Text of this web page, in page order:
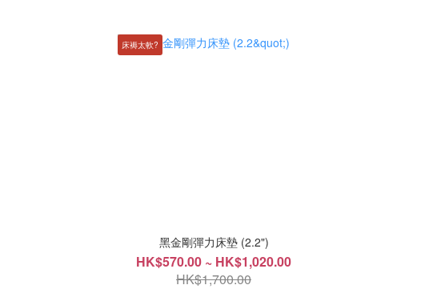
床褥太軟?
黑金剛彈力床墊 (2.2")
HK$570.00 ~ HK$1,020.00
HK$1,700.00